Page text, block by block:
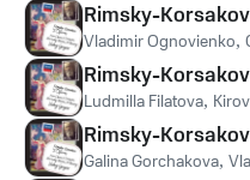
Rimsky-
Vladimir Ognovienko,
Rimsky-
Ludmilla Filatova,
Rimsky-
Galina Gorchakova,